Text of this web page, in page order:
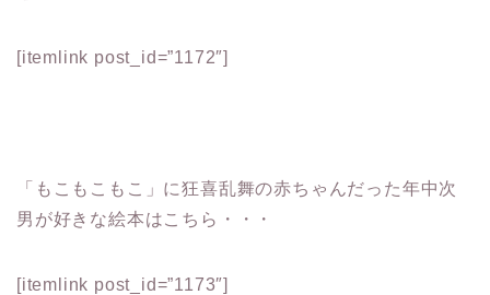
[itemlink post_id=”1172″]
「もこもこもこ」に狂喜乱舞の赤ちゃんだった年中次
男が好きな絵本はこちら・・・
[itemlink post_id=”1173″]